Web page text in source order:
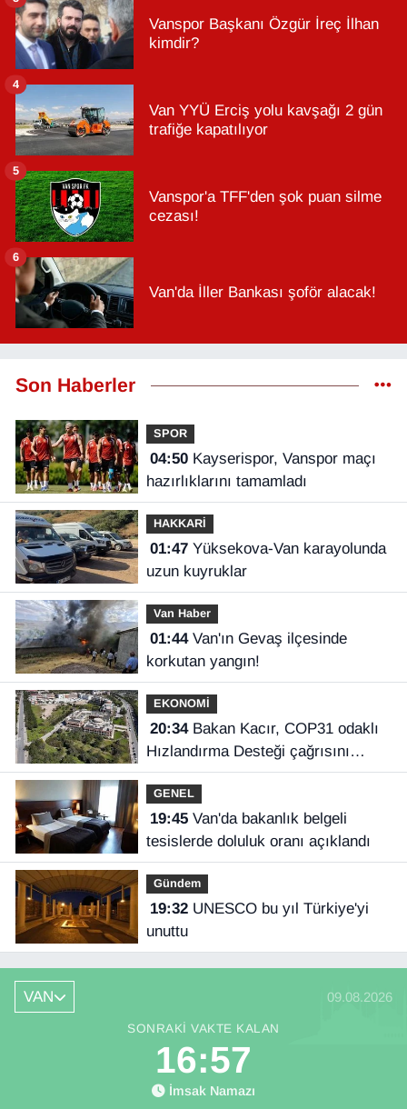
Vanspor Başkanı Özgür İreç İlhan
kimdir?
Van YYÜ Erciş yolu kavşağı 2 gün
trafiğe kapatılıyor
4
Vanspor'a TFF'den şok puan silme
cezası!
5
Van'da İller Bankası şoför alacak!
6
Son Haberler
SPOR
04:50Kayserispor, Vanspor maçı
hazırlıklarını tamamladı
HAKKARİ
01:47Yüksekova-Van karayolunda
uzun kuyruklar
Van Haber
01:44Van'ın Gevaş ilçesinde
korkutan yangın!
EKONOMİ
20:34Bakan Kacır, COP31 odaklı
Hızlandırma Desteği çağrısını
açıkladı
GENEL
19:45Van'da bakanlık belgeli
tesislerde doluluk oranı açıklandı
Gündem
19:32UNESCO bu yıl Türkiye'yi
unuttu
VAN 09.08.2026
SONRAKI VAKTE KALAN
16:57
İmsak Namazı